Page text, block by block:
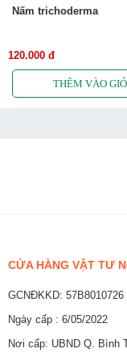
Nấm trichoderma
120.000 đ
CỬA HÀNG VẬT TƯ
GCNĐKKD: 57B8010726
Ngày cấp : 6/05/2022
Nơi cấp: UBND Q. Bình